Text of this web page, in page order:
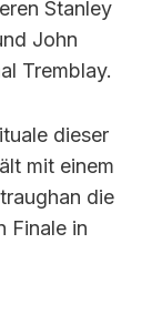
Stanley
John
Tremblay.
dieser
mit einem
die
Finale in